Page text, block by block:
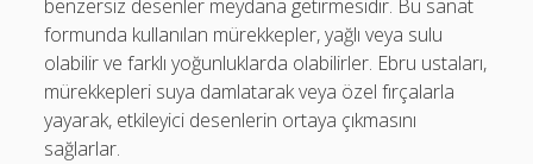
benzersiz desenler meydana getirmesidir. Bu sanat
formunda kullanılan mürekkepler, yağlı veya sulu
olabilir ve farklı yoğunluklarda olabilirler. Ebru ustaları,
mürekkepleri suya damlatarak veya özel fırçalarla
yayarak, etkileyici desenlerin ortaya çıkmasını
sağlarlar.